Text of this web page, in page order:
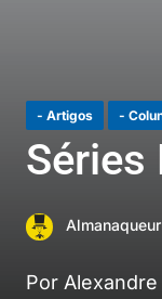
- Artigos -
Séries
Por